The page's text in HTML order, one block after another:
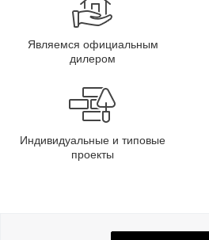
Являемся официальным
дилером
Индивидуальные и типовые
проекты